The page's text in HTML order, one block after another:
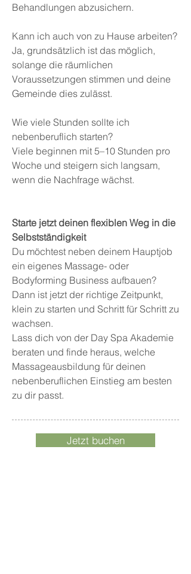
Behandlungen abzusichern.
Kann ich auch von zu Hause arbeiten?
Ja, grundsätzlich ist das möglich,
solange die räumlichen
Voraussetzungen stimmen und deine
Gemeinde dies zulässt.
Wie viele Stunden sollte ich
nebenberuflich starten?
Viele beginnen mit 5–10 Stunden pro
Woche und steigern sich langsam,
wenn die Nachfrage wächst.
Starte jetzt deinen flexiblen Weg in die
Selbstständigkeit
Du möchtest neben deinem Hauptjob
ein eigenes Massage- oder
Bodyforming Business aufbauen?
Dann ist jetzt der richtige Zeitpunkt,
klein zu starten und Schritt für Schritt zu
wachsen.
Lass dich von der Day Spa Akademie
beraten und finde heraus, welche
Massageausbildung für deinen
nebenberuflichen Einstieg am besten
zu dir passt.
Jetzt buchen